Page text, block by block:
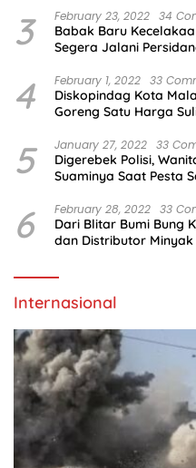
3 February 23, 2022 34
Babak Baru
Segera Jalani
4 February 1, 2022 33
Diskopindag Kota
Goreng Satu Harga
5 January 27, 2022 33
Digerebek Polisi,
Suaminya Saat Pesta
6 February 28, 2022 33
Dari Blitar Bumi Bung
dan Distributor
Internasional